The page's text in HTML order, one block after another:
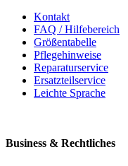
Kontakt
FAQ / Hilfebereich
Größentabelle
Pflegehinweise
Reparaturservice
Ersatzteilservice
Leichte Sprache
Business & Rechtliches